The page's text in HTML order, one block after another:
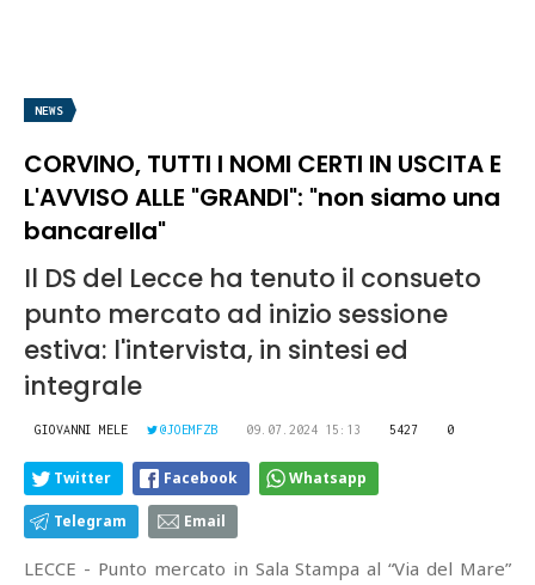
NEWS
CORVINO, TUTTI I NOMI CERTI IN USCITA E
L'AVVISO ALLE "GRANDI": "non siamo una
bancarella"
Il DS del Lecce ha tenuto il consueto
punto mercato ad inizio sessione
estiva: l'intervista, in sintesi ed
integrale
GIOVANNI MELE @JOEMFZB 09.07.2024 15:13 5427 0
Twitter Facebook Whatsapp
Telegram Email
LECCE - Punto mercato in Sala Stampa al “Via del Mare”